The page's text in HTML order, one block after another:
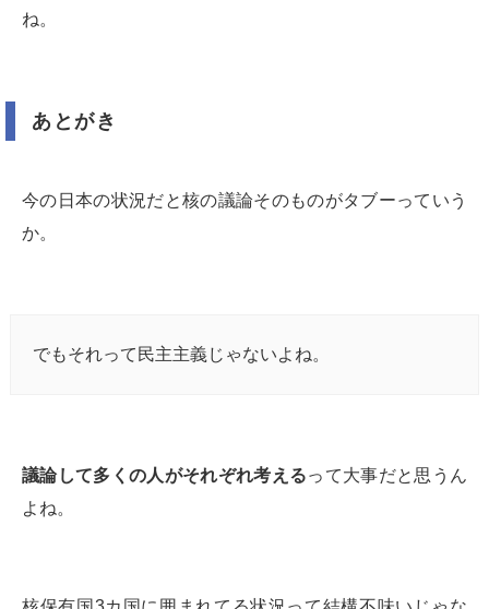
ね。
あとがき
今の日本の状況だと核の議論そのものがタブーっていう
か。
でもそれって民主主義じゃないよね。
議論して多くの人がそれぞれ考えるって大事だと思うん
よね。